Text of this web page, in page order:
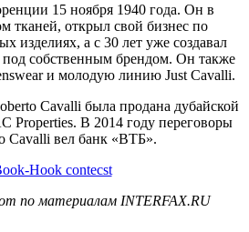
15 ноября 1940 года. Он в
тканей, открыл свой бизнес по
изделиях, а с 30 лет уже создавал
собственным брендом. Он также
и молодую линию Just Cavalli.
Cavalli была продана дубайской
Properties. В 2014 году переговоры
Cavalli вел банк «ВТБ».
по материалам INTERFAX.RU